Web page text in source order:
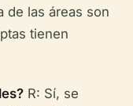
de las áreas son
tienen
R: Sí, se